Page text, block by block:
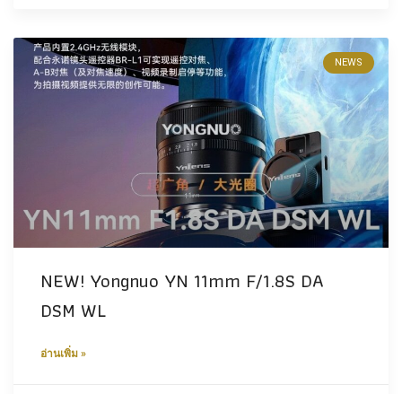
NEWS
NEW! Yongnuo YN 11mm F/1.8S DA
DSM WL
อ่านเพิ่ม »